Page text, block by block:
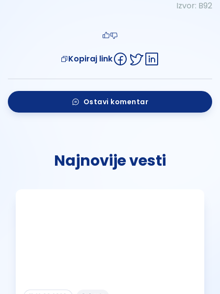
Izvor: B92
Kopiraj link
Ostavi komentar
Najnovije vesti